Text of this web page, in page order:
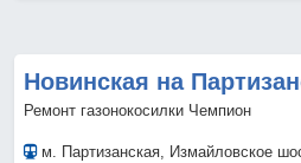
Новинская на
Ремонт газонокосилки Чемпион
м. Партизанская, Измайловское